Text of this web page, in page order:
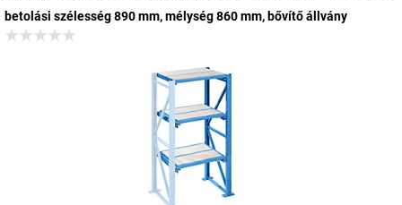
betolási szélesség 890 mm, mélység 860 mm, bővítő állvány